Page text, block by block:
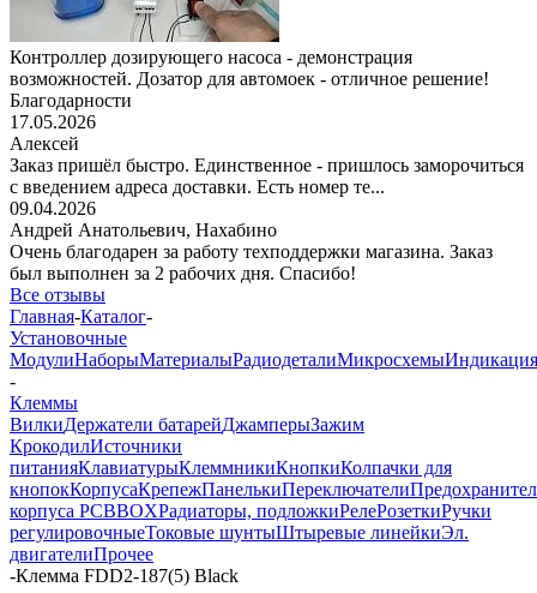
Контроллер дозирующего насоса - демонстрация
возможностей. Дозатор для автомоек - отличное решение!
Благодарности
17.05.2026
Алексей
Заказ пришёл быстро. Единственное - пришлось заморочиться
с введением адреса доставки. Есть номер те...
09.04.2026
Андрей Анатольевич, Нахабино
Очень благодарен за работу техподдержки магазина. Заказ
был выполнен за 2 рабочих дня. Спасибо!
Все отзывы
Главная-Каталог-
Установочные
МодулиНаборыМатериалыРадиодеталиМикросхемыИндикация
-
Клеммы
ВилкиДержатели батарейДжамперыЗажим
КрокодилИсточники
питанияКлавиатурыКлеммникиКнопкиКолпачки для
кнопокКорпусаКрепежПанелькиПереключатели
корпуса PCBBOXРадиаторы, подложкиРелеРозеткиРучки
регулировочныеТоковые шунтыШтыревые линейкиЭл.
двигателиПрочее
-Клемма FDD2-187(5) Black